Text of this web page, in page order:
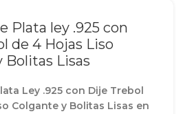
Plata ley .925 con
de 4 Hojas Liso
Bolitas Lisas
Ley .925 con Dije Trebol
Colgante y Bolitas Lisas en